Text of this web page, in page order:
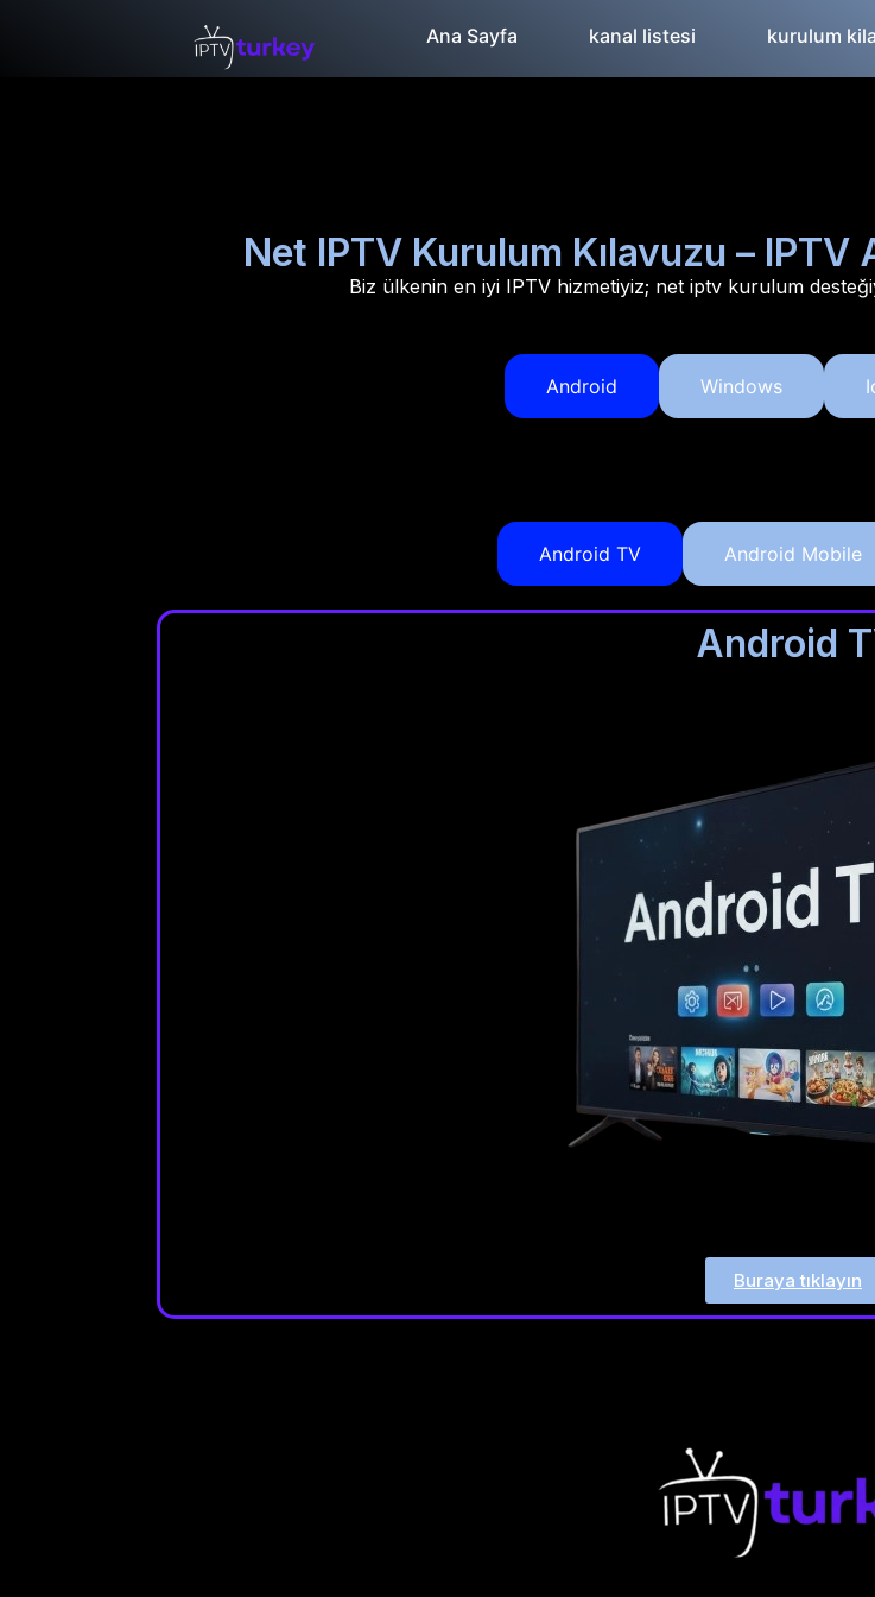
Ana Sayfa kanal listesi kurulum
Net IPTV Kurulum Kılavuzu – IPTV
Biz ülkenin en iyi IPTV hizmetiyiz; net iptv kurulum
Android Windows
Android TV Android Mobile
Android
Buraya tıklayın